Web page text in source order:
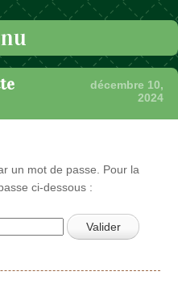
décembre 10,
2024
un mot de passe. Pour la
ci-dessous :